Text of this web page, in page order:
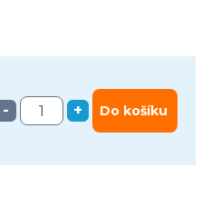
- + Do košíku